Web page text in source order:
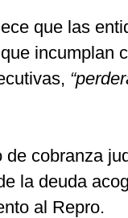
que las
incumplan
cobranza
la deuda
al Repro.